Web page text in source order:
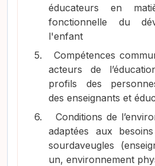
éducateurs en
fonctionnelle du
l'enfant
5.
Compétences
acteurs de
profils des
des enseignants et
6.
Conditions de
adaptées aux
sourdaveugles
un, environnement